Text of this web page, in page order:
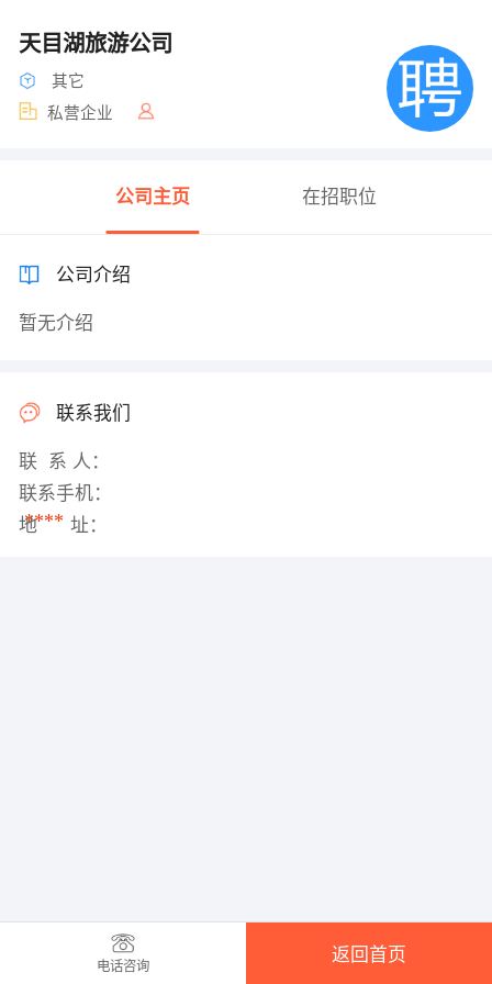
天目湖旅游公司
其它
私营企业
公司主页 在招职位
公司介绍
暂无介绍
联系我们
联 系 人：
联系手机：
****
地 址：
电话咨询
返回首页